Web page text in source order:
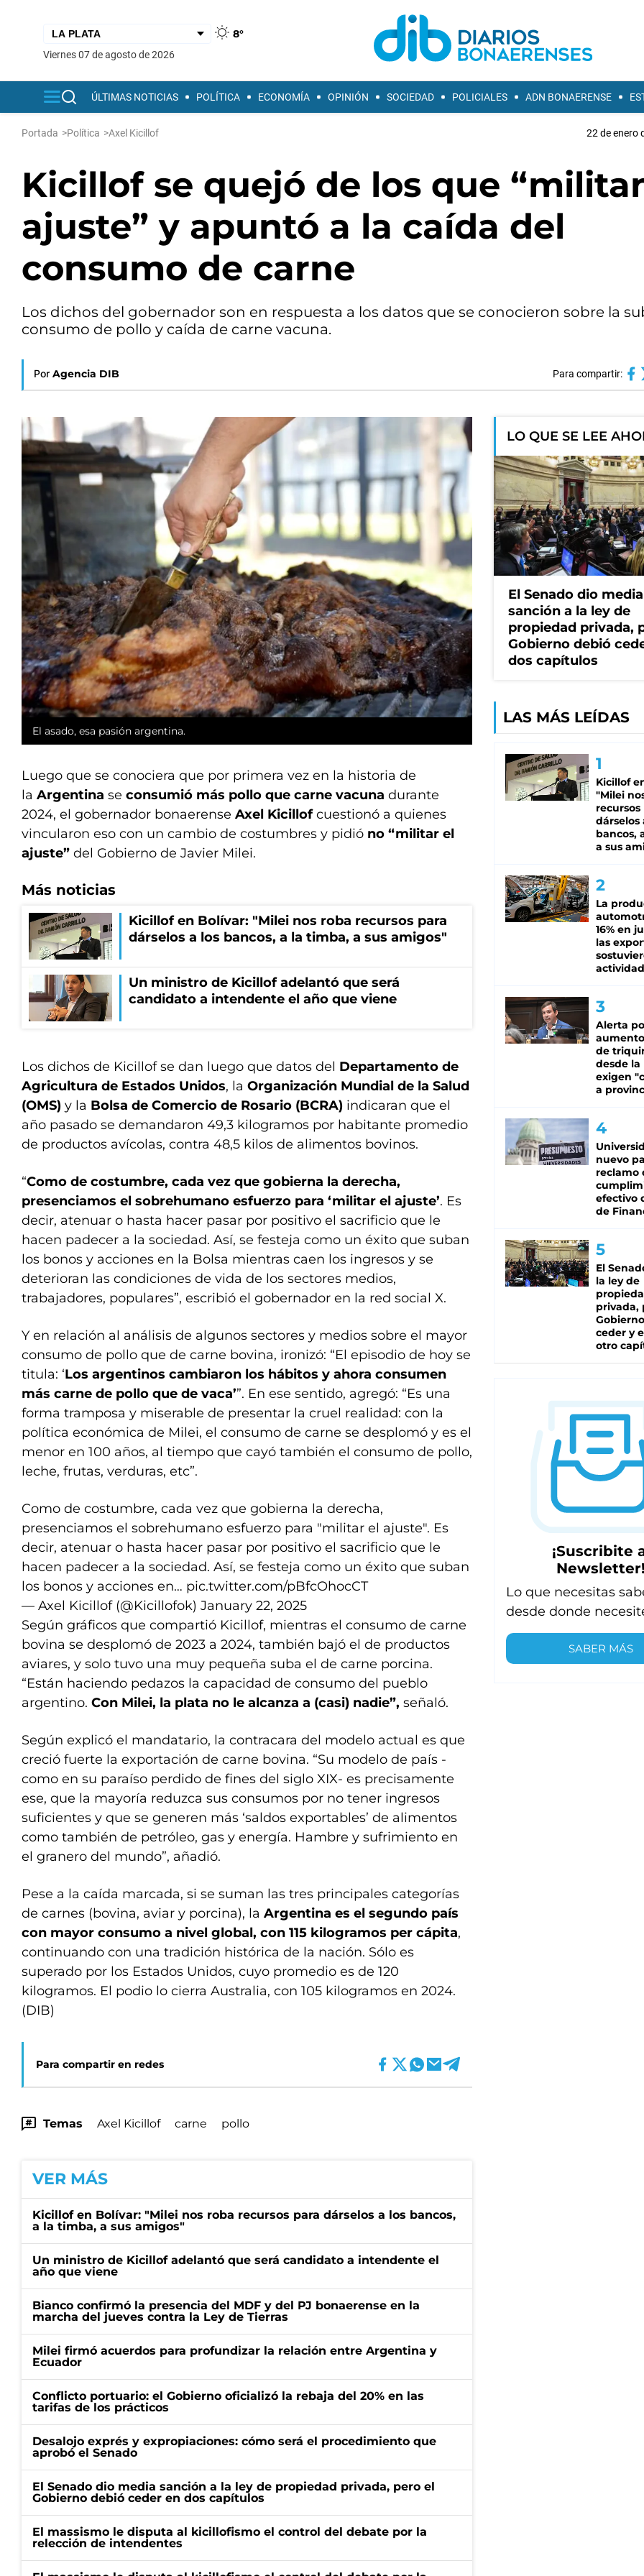
8°
viernes 07 de agosto de 2026
ÚLTIMAS NOTICIAS POLÍTICA ECONOMÍA OPINIÓN SOCIEDAD POLICIALES ADN BONAERENSE
Portada >Política >Axel Kicillof 22 de enero
Kicillof se quejó de los que
ajuste” y apuntó a la caída del
consumo de carne
Los dichos del gobernador son en respuesta a los datos que se conocieron sobre la
consumo de pollo y caída de carne vacuna.
Por Agencia DIB Para compartir:
El asado, esa pasión argentina.
Luego que se conociera que por primera vez en la historia de
la Argentina se consumió más pollo que carne vacuna durante
2024, el gobernador bonaerense Axel Kicillofcuestionó a quienes
vincularon eso con un cambio de costumbres y pidió no “militar el
ajuste” del Gobierno de Javier Milei.
Más noticias
Kicillof en Bolívar: "Milei nos roba recursos para
dárselos a los bancos, a la timba, a sus amigos"
Un ministro de Kicillof adelantó que será
candidato a intendente el año que viene
Los dichos de Kicillof se dan luego que datos del Departamento de
Agricultura de Estados Unidos, la Organización Mundial de la Salud
(OMS) y la Bolsa de Comercio de Rosario (BCRA) indicaran que el
año pasado se demandaron 49,3 kilogramos por habitante promedio
de productos avícolas, contra 48,5 kilos de alimentos bovinos.
“Como de costumbre, cada vez que gobierna la derecha,
presenciamos el sobrehumano esfuerzo para ‘militar el ajuste’. Es
decir, atenuar o hasta hacer pasar por positivo el sacrificio que le
hacen padecer a la sociedad. Así, se festeja como un éxito que suban
los bonos y acciones en la Bolsa mientras caen los ingresos y se
deterioran las condiciones de vida de los sectores medios,
trabajadores, populares”, escribió el gobernador en la red social X.
Y en relación al análisis de algunos sectores y medios sobre el mayor
consumo de pollo que de carne bovina, ironizó: “El episodio de hoy se
titula: ‘Los argentinos cambiaron los hábitos y ahora consumen
más carne de pollo que de vaca’”. En ese sentido, agregó: “Es una
forma tramposa y miserable de presentar la cruel realidad: con la
política económica de Milei, el consumo de carne se desplomó y es el
menor en 100 años, al tiempo que cayó también el consumo de pollo,
leche, frutas, verduras, etc”.
Como de costumbre, cada vez que gobierna la derecha,
presenciamos el sobrehumano esfuerzo para "militar el ajuste". Es
decir, atenuar o hasta hacer pasar por positivo el sacrificio que le
hacen padecer a la sociedad. Así, se festeja como un éxito que suban
los bonos y acciones en… pic.twitter.com/pBfcOhocCT
— Axel Kicillof (@Kicillofok) January 22, 2025
Según gráficos que compartió Kicillof, mientras el consumo de carne
bovina se desplomó de 2023 a 2024, también bajó el de productos
aviares, y solo tuvo una muy pequeña suba el de carne porcina.
“Están haciendo pedazos la capacidad de consumo del pueblo
argentino. Con Milei, la plata no le alcanza a (casi) nadie”, señaló.
Según explicó el mandatario, la contracara del modelo actual es que
creció fuerte la exportación de carne bovina. “Su modelo de país -
como en su paraíso perdido de fines del siglo XIX- es precisamente
ese, que la mayoría reduzca sus consumos por no tener ingresos
suficientes y que se generen más ‘saldos exportables’ de alimentos
como también de petróleo, gas y energía. Hambre y sufrimiento en
el granero del mundo”, añadió.
Pese a la caída marcada, si se suman las tres principales categorías
de carnes (bovina, aviar y porcina), la Argentina es el segundo país
con mayor consumo a nivel global, con 115 kilogramos per cápita,
continuando con una tradición histórica de la nación. Sólo es
superado por los Estados Unidos, cuyo promedio es de 120
kilogramos. El podio lo cierra Australia, con 105 kilogramos en 2024.
(DIB)
Para compartir en redes
Temas Axel Kicillof carne pollo
VER MÁS
Kicillof en Bolívar: "Milei nos roba recursos para dárselos a los bancos,
a la timba, a sus amigos"
Un ministro de Kicillof adelantó que será candidato a intendente el
año que viene
Bianco confirmó la presencia del MDF y del PJ bonaerense en la
marcha del jueves contra la Ley de Tierras
Milei firmó acuerdos para profundizar la relación entre Argentina y
Ecuador
Conflicto portuario: el Gobierno oficializó la rebaja del 20% en las
tarifas de los prácticos
Desalojo exprés y expropiaciones: cómo será el procedimiento que
aprobó el Senado
El Senado dio media sanción a la ley de propiedad privada, pero el
Gobierno debió ceder en dos capítulos
El massismo le disputa al kicillofismo el control del debate por la
relección de intendentes
LO QUE SE LEE
El Senado dio media
sanción a la ley de
propiedad privada,
Gobierno debió
dos capítulos
LAS MÁS LEÍDAS
Kicillof
"Milei
recursos
dárselos
bancos,
a sus
La
16% en
las
actividad
Alerta
de
desde la
exigen
a
nuevo
reclamo
efectivo
de
El
la ley de
privada,
ceder y
otro
¡Suscribite
Lo que necesitas
desde donde
SABER MÁS